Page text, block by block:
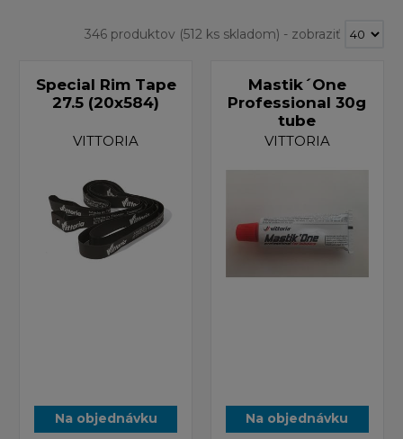
346 produktov(512 ks skladom) - zobraziť
Special Rim Tape
27.5 (20x584)
VITTORIA
Na objednávku
Mastik´One
Professional 30g
tube
VITTORIA
Na objednávku